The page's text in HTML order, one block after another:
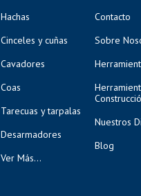
Hachas
Cinceles y cuñas
Cavadores
Coas
Tarecuas y tarpalas
Desarmadores
Ver Más...
Contacto
Sobre
Nuestros
Blog